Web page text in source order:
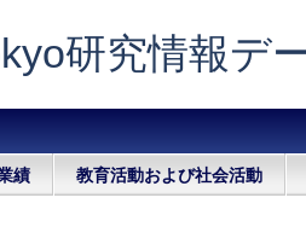
研究情報デ
績 教育活動および社会活動